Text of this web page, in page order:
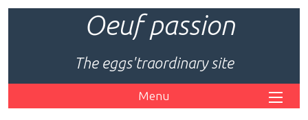
Oeuf passion
The eggs'traordinary site
Menu